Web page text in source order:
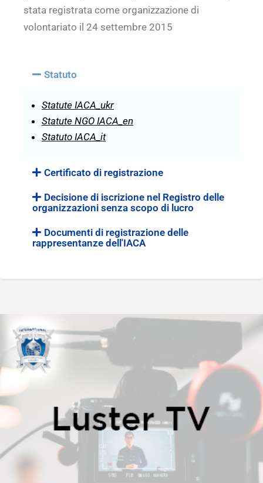
stata registrata come organizzazione di
volontariato il 24 settembre 2015
Statuto
Statute IACA_ukr
Statute NGO IACA_en
Statuto IACA_it
Certificato di registrazione
Decisione di iscrizione nel Registro delle
organizzazioni senza scopo di lucro
Documenti di registrazione delle
rappresentanze dell'IACA